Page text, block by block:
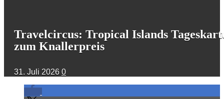
Travelcircus: Tropical Islands
zum Knallerpreis
31. Juli 2026 0